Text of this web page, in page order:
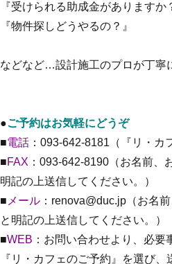
『受けられる助成金がありますか
『物件探しどうやるの？』
などなど…設計施工のプロが丁寧
●ご予約はお気軽にどうぞ
■電話 ：093-642-8181（『リ・カ
■FAX ：093-642-8190（お名前、
明記の上送信してください。）
■ メール ：renova@duc.jp（お名
と明記の上送信してください。）
■WEB ：お問い合わせより、必
『リ・カフェのご予約』を選び、